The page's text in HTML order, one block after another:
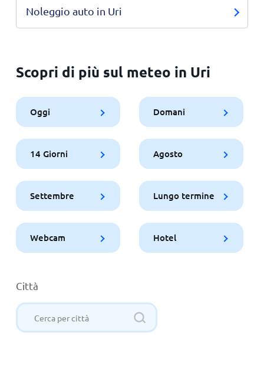
Noleggio auto in Uri
Scopri di più sul meteo in Uri
Oggi Domani
14 Giorni Agosto
Settembre Lungo termine
Webcam Hotel
Città